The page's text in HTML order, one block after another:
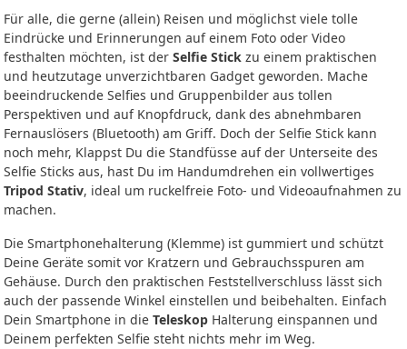
Für alle, die gerne (allein) Reisen und möglichst viele tolle
Eindrücke und Erinnerungen auf einem Foto oder Video
festhalten möchten, ist der Selfie Stick zu einem praktischen
und heutzutage unverzichtbaren Gadget geworden. Mache
beeindruckende Selfies und Gruppenbilder aus tollen
Perspektiven und auf Knopfdruck, dank des abnehmbaren
Fernauslösers (Bluetooth) am Griff. Doch der Selfie Stick kann
noch mehr, Klappst Du die Standfüsse auf der Unterseite des
Selfie Sticks aus, hast Du im Handumdrehen ein vollwertiges
Tripod Stativ, ideal um ruckelfreie Foto- und Videoaufnahmen zu
machen.
Die Smartphonehalterung (Klemme) ist gummiert und schützt
Deine Geräte somit vor Kratzern und Gebrauchsspuren am
Gehäuse. Durch den praktischen Feststellverschluss lässt sich
auch der passende Winkel einstellen und beibehalten. Einfach
Dein Smartphone in die Teleskop Halterung einspannen und
Deinem perfekten Selfie steht nichts mehr im Weg.